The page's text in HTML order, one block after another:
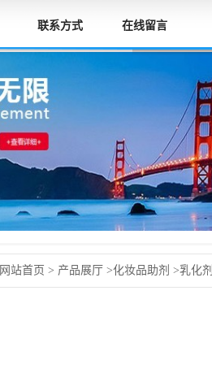
联系方式 在线留言
网站首页 > 产品展厅 >化妆品助剂 >乳化剂